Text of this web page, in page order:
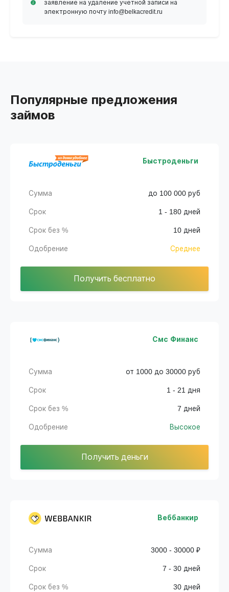
заявление на удаление учетной записи на
электронную почту info@belkacredit.ru
Популярные предложения
займов
Быстроденьги
Сумма до 100 000 руб
Срок 1 - 180 дней
Срок без % 10 дней
Одобрение Среднее
Получить бесплатно
Смс Финанс
Сумма от 1000 до 30000 руб
Срок 1 - 21 дня
Срок без % 7 дней
Одобрение Высокое
Получить деньги
Веббанкир
Сумма 3000 - 30000 ₽
Срок 7 - 30 дней
Срок без % 30 дней